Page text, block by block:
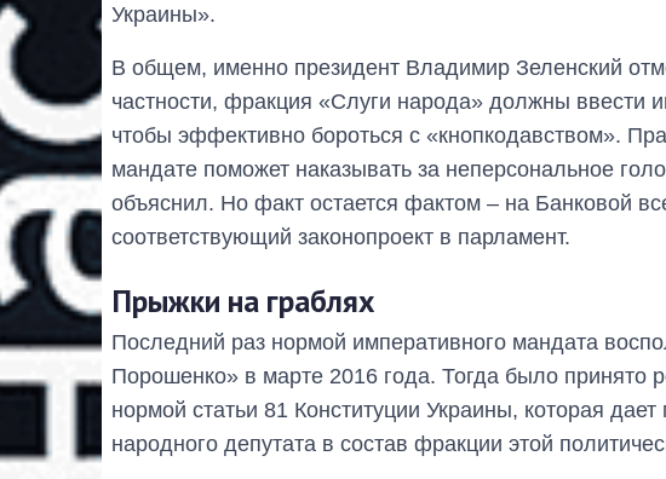
Украины».
В общем, именно президент Владимир Зеленский
частности, фракция «Слуги народа» должны ввести
чтобы эффективно бороться с «кнопкодавством».
мандате поможет наказывать за неперсональное
объяснил. Но факт остается фактом – на Банковой
соответствующий законопроект в парламент.
Прыжки на граблях
Последний раз нормой императивного мандата
Порошенко» в марте 2016 года. Тогда было принято
нормой статьи 81 Конституции Украины, которая
народного депутата в состав фракции этой